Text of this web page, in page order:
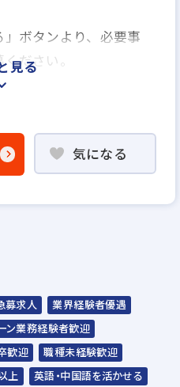
ボタンより、必要事
ださい。
トリー
類選考
ます。現在、在職中
ください。
します。
見る
気になる
募求人
業界経験者優遇
ン業務経験者歓迎
歓迎
職種未経験歓迎
上
英語・中国語を活かせる